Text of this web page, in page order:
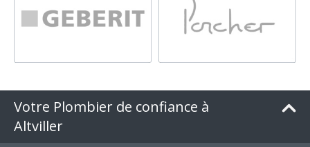
Votre Plombier de confiance à
Altviller